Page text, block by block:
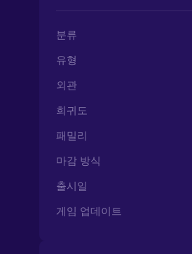
분류
유형
외관
희귀도
패밀리
마감 방식
출시일
게임 업데이트